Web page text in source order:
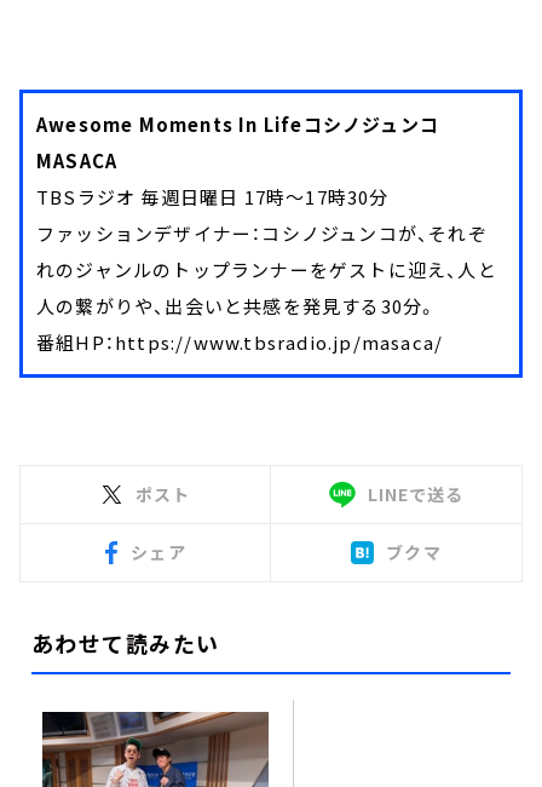
Awesome Moments In Lifeコシノジュンコ
MASACA
TBSラジオ 毎週日曜日 17時～17時30分
ファッションデザイナー：コシノジュンコが、それぞ
れのジャンルのトップランナーをゲストに迎え、人と
人の繋がりや、出会いと共感を発見する30分。
番組HP：https://www.tbsradio.jp/masaca/
ポスト LINEで送る
シェア ブクマ
あわせて読みたい